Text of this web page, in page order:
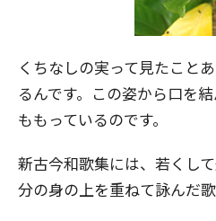
くちなしの実って見たこと
るんです。この姿から口を
ももっているのです。
新古今和歌集には、若くし
分の身の上を重ねて詠んだ歌